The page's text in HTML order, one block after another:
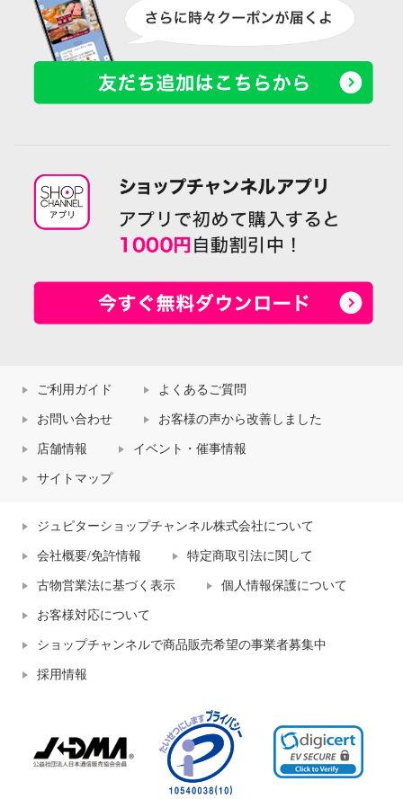
ご利用ガイド よくあるご質問
お問い合わせ お客様の声から改善しました
店舗情報 イベント・催事情報
サイトマップ
ジュピターショップチャンネル株式会社について
会社概要/免許情報 特定商取引法に関して
古物営業法に基づく表示 個人情報保護について
お客様対応について
ショップチャンネルで商品販売希望の事業者募集中
採用情報